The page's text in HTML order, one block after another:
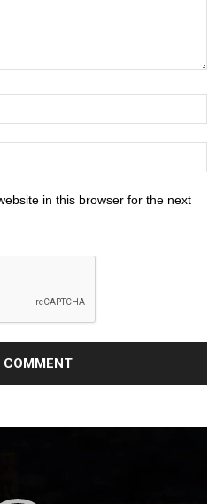
in this browser for the next